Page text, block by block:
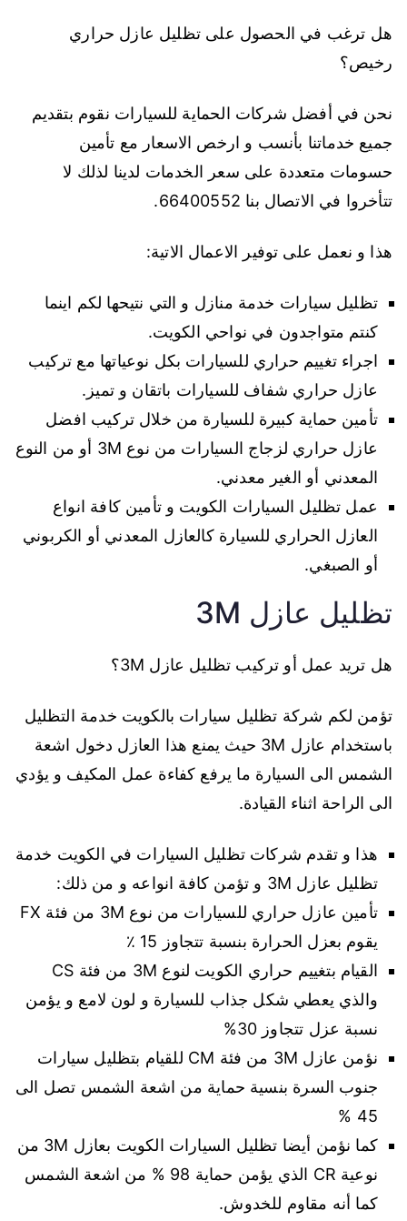
هل ترغب في الحصول على تظليل عازل حراري
رخيص؟
نحن في أفضل شركات الحماية للسيارات نقوم بتقديم
جميع خدماتنا بأنسب و ارخص الاسعار مع تأمين
حسومات متعددة على سعر الخدمات لدينا لذلك لا
تتأخروا في الاتصال بنا 66400552.
هذا و نعمل على توفير الاعمال الاتية:
تظليل سيارات خدمة منازل و التي نتيحها لكم اينما
كنتم متواجدون في نواحي الكويت.
اجراء تغييم حراري للسيارات بكل نوعياتها مع تركيب
عازل حراري شفاف للسيارات باتقان و تميز.
تأمين حماية كبيرة للسيارة من خلال تركيب افضل
عازل حراري لزجاج السيارات من نوع 3M أو من النوع
المعدني أو الغير معدني.
عمل تظليل السيارات الكويت و تأمين كافة انواع
العازل الحراري للسيارة كالعازل المعدني أو الكربوني
أو الصبغي.
تظليل عازل 3M
هل تريد عمل أو تركيب تظليل عازل 3M؟
تؤمن لكم شركة تظليل سيارات بالكويت خدمة التظليل
باستخدام عازل 3M حيث يمنع هذا العازل دخول اشعة
الشمس الى السيارة ما يرفع كفاءة عمل المكيف و يؤدي
الى الراحة اثناء القيادة.
هذا و تقدم شركات تظليل السيارات في الكويت خدمة
تظليل عازل 3M و تؤمن كافة انواعه و من ذلك:
تأمين عازل حراري للسيارات من نوع 3M من فئة FX
يقوم بعزل الحرارة بنسبة تتجاوز 15 ٪
القيام بتغييم حراري الكويت لنوع 3M من فئة CS
والذي يعطي شكل جذاب للسيارة و لون لامع و يؤمن
نسبة عزل تتجاوز 30%
نؤمن عازل 3M من فئة CM للقيام بتظليل سيارات
جنوب السرة بنسية حماية من اشعة الشمس تصل الى
45 %
كما نؤمن أيضا تظليل السيارات الكويت بعازل 3M من
نوعية CR الذي يؤمن حماية 98 % من اشعة الشمس
كما أنه مقاوم للخدوش.